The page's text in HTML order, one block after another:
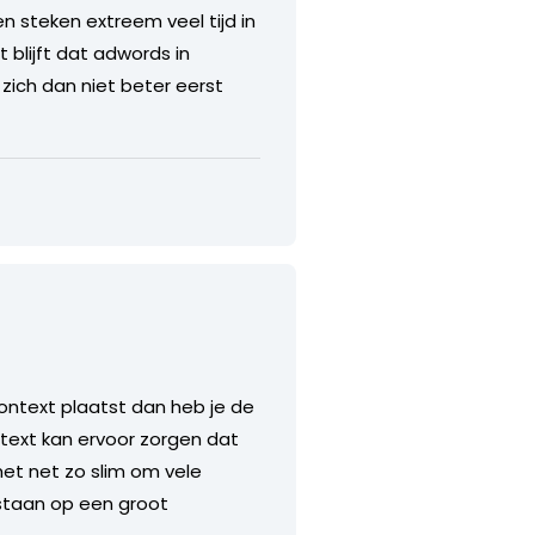
steken extreem veel tijd in
blijft dat adwords in
dan niet beter eerst
plaatst dan heb je de
kan ervoor zorgen dat
net zo slim om vele
op een groot